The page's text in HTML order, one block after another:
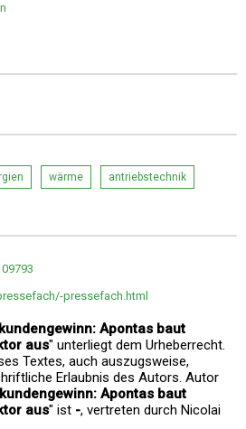
wärme antriebstechnik
pressefach.html
Apontas baut
aus" unterliegt dem Urheberrecht.
Textes, auch auszugsweise,
Erlaubnis des Autors. Autor
Apontas baut
aus" ist -, vertreten durch Nicolai